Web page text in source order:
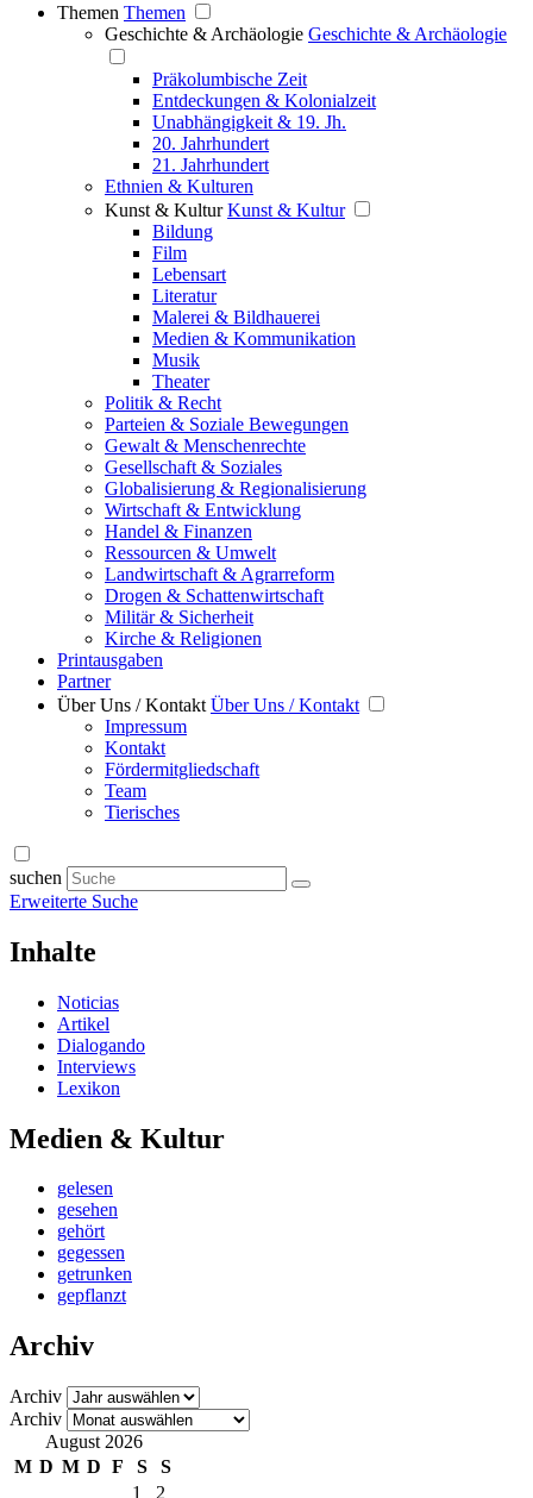
Themen Themen
Geschichte & Archäologie Geschichte & Archäologie
Präkolumbische Zeit
Entdeckungen & Kolonialzeit
Unabhängigkeit & 19. Jh.
20. Jahrhundert
21. Jahrhundert
Ethnien & Kulturen
Kunst & Kultur Kunst & Kultur
Bildung
Film
Lebensart
Literatur
Malerei & Bildhauerei
Medien & Kommunikation
Musik
Theater
Politik & Recht
Parteien & Soziale Bewegungen
Gewalt & Menschenrechte
Gesellschaft & Soziales
Globalisierung & Regionalisierung
Wirtschaft & Entwicklung
Handel & Finanzen
Ressourcen & Umwelt
Landwirtschaft & Agrarreform
Drogen & Schattenwirtschaft
Militär & Sicherheit
Kirche & Religionen
Printausgaben
Partner
Über Uns / Kontakt Über Uns / Kontakt
Impressum
Kontakt
Fördermitgliedschaft
Team
Tierisches
suchen
Erweiterte Suche
Inhalte
Noticias
Artikel
Dialogando
Interviews
Lexikon
Medien & Kultur
gelesen
gesehen
gehört
gegessen
getrunken
gepflanzt
Archiv
Archiv
Archiv
August 2026
M D M D F S
S
1
2